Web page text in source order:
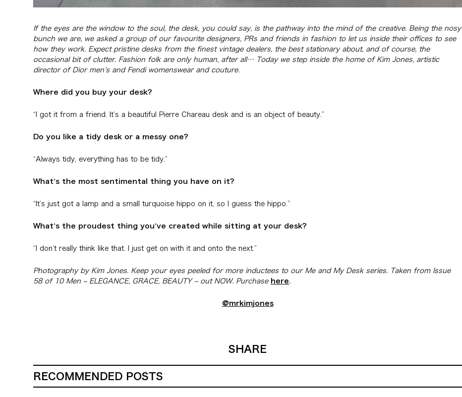
If the eyes are the window to the soul, the desk, you could say, is the pathway into the mind of the creative. Being the nosy
bunch we are, we asked a group of our favourite designers, PRs and friends in fashion to let us inside their offices to see
how they work. Expect pristine desks from the finest vintage dealers, the best stationary about, and of course, the
occasional bit of clutter. Fashion folk are only human, after all… Today we step inside the home of Kim Jones, artistic
director of Dior men’s and Fendi womenswear and couture.
Where did you buy your desk?
“I got it from a friend. It’s a beautiful Pierre Chareau desk and is an object of beauty.”
Do you like a tidy desk or a messy one?
“Always tidy, everything has to be tidy.”
What’s the most sentimental thing you have on it?
“It’s just got a lamp and a small turquoise hippo on it, so I guess the hippo.”
What’s the proudest thing you’ve created while sitting at your desk?
“I don’t really think like that. I just get on with it and onto the next.”
Photography by Kim Jones. Keep your eyes peeled for more inductees to our Me and My Desk series. Taken from Issue
58 of 10 Men – ELEGANCE, GRACE, BEAUTY – out NOW. Purchase here.
@mrkimjones
SHARE
RECOMMENDED POSTS